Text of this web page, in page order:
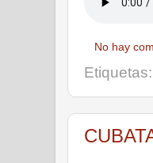
No hay
Etiquetas: